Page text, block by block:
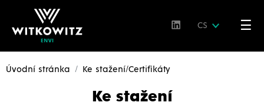
CS ☰
Úvodní stránka Ke stažení/Certifikáty
Ke stažení